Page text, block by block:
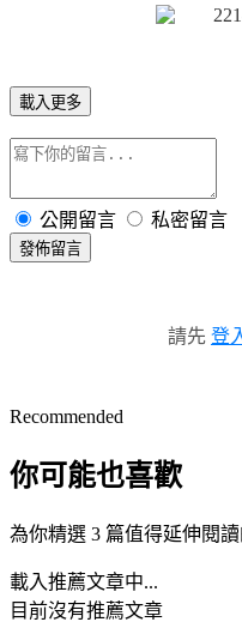
載入更多
公開留言 私密留言
發佈留言
請先 登
Recommended
你可能也喜歡
為你精選 3 篇值得延伸閱
載入推薦文章中...
目前沒有推薦文章